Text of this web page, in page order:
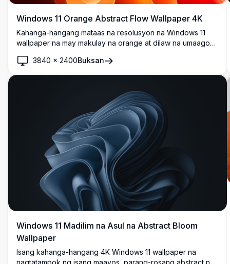
Windows 11 Orange Abstract Flow Wallpaper 4K
Kahanga-hangang mataas na resolusyon na Windows 11
wallpaper na may makulay na orange at dilaw na umaagos
background. Modernong minimalist na disenyo na may
makinis na kurba at gradients ay lumilikha ng eleganteng
3840 × 2400Buksan
Windows 11 Madilim na Asul na Abstract Bloom
Wallpaper
Isang kahanga-hangang 4K Windows 11 wallpaper na